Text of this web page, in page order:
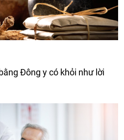
Đông y có khỏi như lời